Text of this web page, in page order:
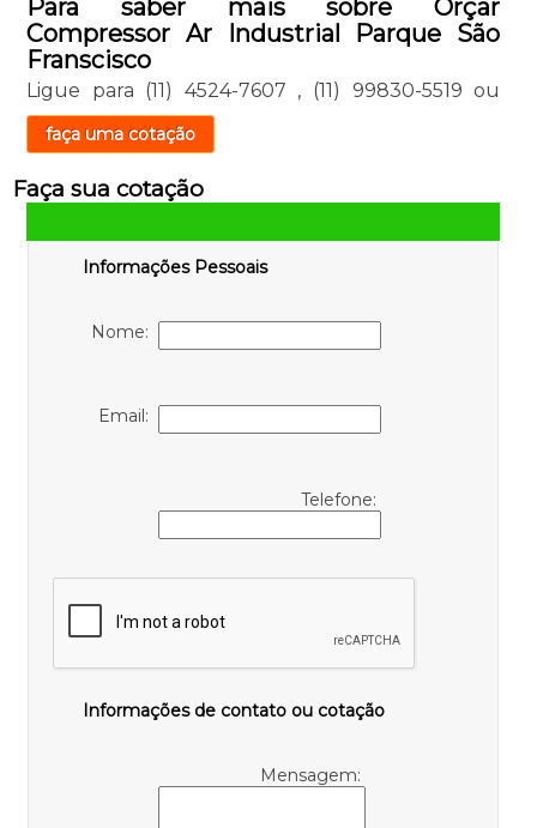
Para saber mais sobre Orçar
Compressor Ar Industrial Parque São
Franscisco
Ligue para (11) 4524-7607 , (11) 99830-5519 ou
faça uma cotação
Faça sua cotação
Informações Pessoais
Nome:
Email:
Telefone:
Informações de contato ou cotação
Mensagem: